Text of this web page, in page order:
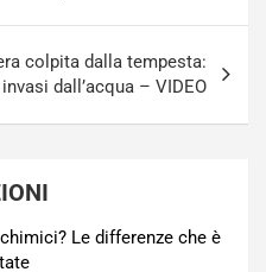
colpita dalla tempesta:
dall’acqua – VIDEO
Le differenze che è